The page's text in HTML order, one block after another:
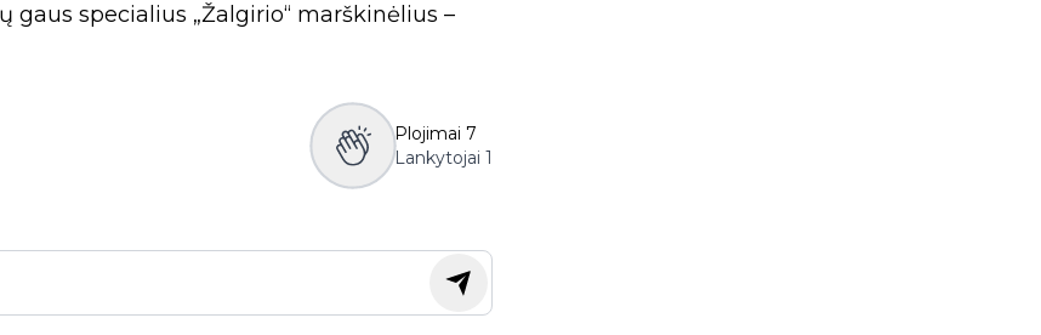
specialius „Žalgirio“ marškinėlius –
Plojimai 7
Lankytojai 1